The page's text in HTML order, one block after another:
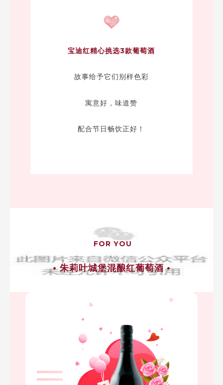
宝迪红精心挑选3款葡萄酒
故事给予它们别样色彩
寓意好，味道赞
配合节日畅饮正好！
FOR YOU
• 朱莉叶城堡混酿红葡萄酒 •